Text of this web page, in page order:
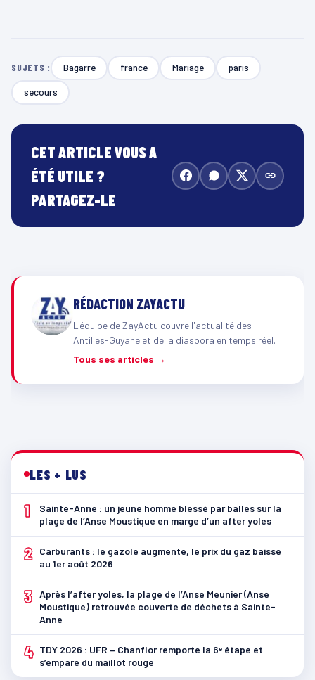
SUJETS : Bagarre france Mariage paris
secours
CET ARTICLE VOUS A
ÉTÉ UTILE ?
PARTAGEZ-LE
RÉDACTION ZAYACTU
L'équipe de ZayActu couvre l'actualité des
Antilles-Guyane et de la diaspora en temps réel.
Tous ses articles →
LES + LUS
1
Sainte-Anne : un jeune homme blessé par balles sur la
plage de l’Anse Moustique en marge d’un after yoles
2
Carburants : le gazole augmente, le prix du gaz baisse
au 1er août 2026
3 Après l’after yoles, la plage de l’Anse Meunier (Anse
Moustique) retrouvée couverte de déchets à Sainte-
Anne
4 TDY 2026 : UFR – Chanflor remporte la 6ᵉ étape et
s’empare du maillot rouge